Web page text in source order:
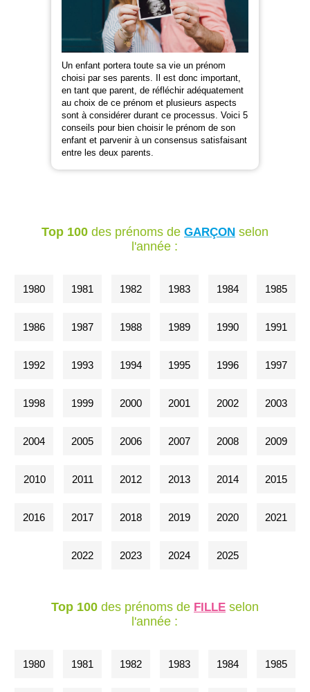
Un enfant portera toute sa vie un prénom
choisi par ses parents. Il est donc important,
en tant que parent, de réfléchir adéquatement
au choix de ce prénom et plusieurs aspects
sont à considérer durant ce processus. Voici 5
conseils pour bien choisir le prénom de son
enfant et parvenir à un consensus satisfaisant
entre les deux parents.
Top 100des prénoms de GARÇONselon
l'année :
1980 1981 1982 1983 1984 1985
1986 1987 1988 1989 1990 1991
1992 1993 1994 1995 1996 1997
1998 1999 2000 2001 2002 2003
2004 2005 2006 2007 2008 2009
2010 2011 2012 2013 2014 2015
2016 2017 2018 2019 2020 2021
2022 2023 2024 2025
Top 100des prénoms de FILLEselon
l'année :
1980 1981 1982 1983 1984 1985